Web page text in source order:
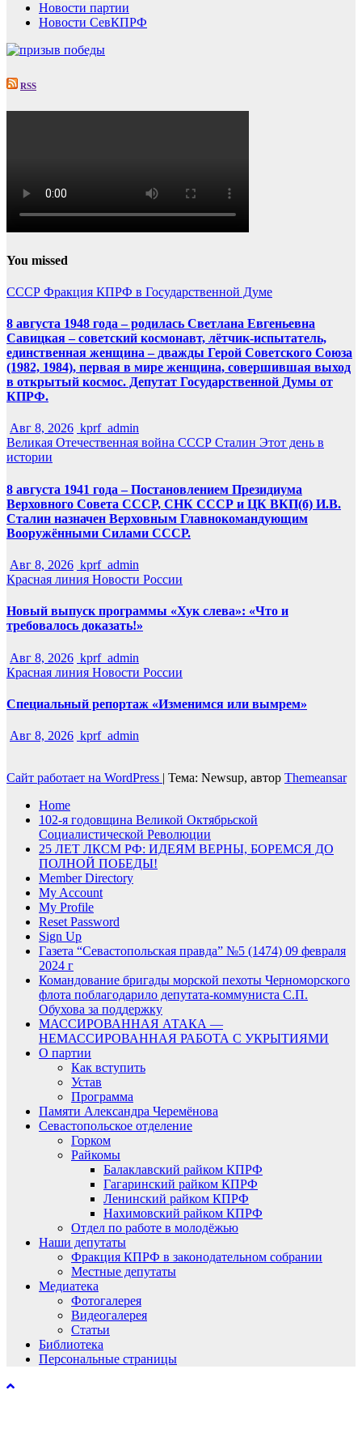
Новости партии
Новости СевКПРФ
RSS
You missed
СССР Фракция КПРФ в Государственной Думе
8 августа 1948 года – родилась Светлана Евгеньевна
Савицкая – советский космонавт, лётчик-испытатель,
единственная женщина – дважды Герой Советского Союза
(1982, 1984), первая в мире женщина, совершившая выход
в открытый космос. Депутат Государственной Думы от
КПРФ.
Авг 8, 2026 kprf_admin
Великая Отечественная война СССР Сталин Этот день в
истории
8 августа 1941 года – Постановлением Президиума
Верховного Совета СССР, СНК СССР и ЦК ВКП(б) И.В.
Сталин назначен Верховным Главнокомандующим
Вооружёнными Силами СССР.
Авг 8, 2026 kprf_admin
Красная линия Новости России
Новый выпуск программы «Хук слева»: «Что и
требовалось доказать!»
Авг 8, 2026 kprf_admin
Красная линия Новости России
Специальный репортаж «Изменимся или вымрем»
Авг 8, 2026 kprf_admin
Сайт работает на WordPress | Тема: Newsup, автор Themeansar
Home
102-я годовщина Великой Октябрьской
Социалистической Революции
25 ЛЕТ ЛКСМ РФ: ИДЕЯМ ВЕРНЫ, БОРЕМСЯ ДО
ПОЛНОЙ ПОБЕДЫ!
Member Directory
My Account
My Profile
Reset Password
Sign Up
Газета “Севастопольская правда” №5 (1474) 09 февраля
2024 г
Командование бригады морской пехоты Черноморского
флота поблагодарило депутата-коммуниста С.П.
Обухова за поддержку
МАССИРОВАННАЯ АТАКА —
НЕМАССИРОВАННАЯ РАБОТА С УКРЫТИЯМИ
О партии
Как вступить
Устав
Программа
Памяти Александра Черемёнова
Севастопольское отделение
Горком
Райкомы
Балаклавский райком КПРФ
Гагаринский райком КПРФ
Ленинский райком КПРФ
Нахимовский райком КПРФ
Отдел по работе в молодёжью
Наши депутаты
Фракция КПРФ в законодательном собрании
Местные депутаты
Медиатека
Фотогалерея
Видеогалерея
Статьи
Библиотека
Персональные страницы